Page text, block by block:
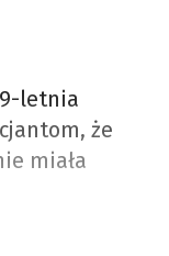
letnia
że
miała